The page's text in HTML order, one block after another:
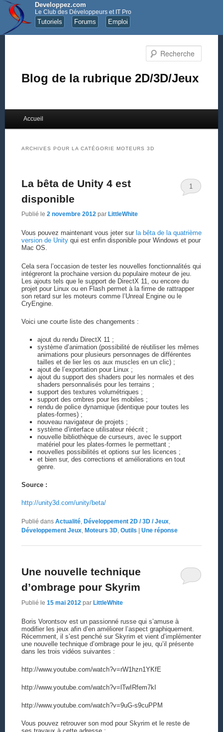
Developpez.com
Le Club des Développeurs et IT Pro
Tutoriels Forums Emploi
Blog de la rubrique 2D/3D/Jeux
Aller au contenu principal
Aller au contenu secondaire
Accueil
ARCHIVES POUR LA CATÉGORIE MOTEURS 3D
La bêta de Unity 4 est
disponible
Publié le 2 novembre 2012 par LittleWhite
1
Vous pouvez maintenant vous jeter sur la bêta de la quatrième
version de Unityqui est enfin disponible pour Windows et pour
Mac OS.
Cela sera l’occasion de tester les nouvelles fonctionnalités qui
intégreront la prochaine version du populaire moteur de jeu.
Les ajouts tels que le support de DirectX 11, ou encore du
projet pour Linux ou en Flash permet à la firme de rattrapper
son retard sur les moteurs comme l’Unreal Engine ou le
CryEngine.
Voici une courte liste des changements :
ajout du rendu DirectX 11 ;
système d’animation (possibilité de réutiliser les mêmes
animations pour plusieurs personnages de différentes
tailles et de lier les os aux muscles en un clic) ;
ajout de l’exportation pour Linux ;
ajout du support des shaders pour les normales et des
shaders personnalisés pour les terrains ;
support des textures volumétriques ;
support des ombres pour les mobiles ;
rendu de police dynamique (identique pour toutes les
plates-formes) ;
nouveau navigateur de projets ;
système d’interface utilisateur réécrit ;
nouvelle bibliothèque de curseurs, avec le support
matériel pour les plates-formes le permettant ;
nouvelles possibilités et options sur les licences ;
et bien sur, des corrections et améliorations en tout
genre.
Source :
http://unity3d.com/unity/beta/
Publié dans Actualité, Développement 2D / 3D / Jeux,
Développement Jeux, Moteurs 3D, Outils Uneréponse
Une nouvelle technique
d’ombrage pour Skyrim
Publié le 15 mai 2012 par LittleWhite
Boris Vorontsov est un passionné russe qui s’amuse à
modifier les jeux afin d’en améliorer l’aspect graphiquement.
Récemment, il s’est penché sur Skyrim et vient d’implémenter
une nouvelle technique d’ombrage pour le jeu, qu’il présente
dans les trois vidéos suivantes :
http://www.youtube.com/watch?v=rW1hzn1YKfE
http://www.youtube.com/watch?v=lTwIRfem7kI
http://www.youtube.com/watch?v=9uG-s9cuPPM
Vous pouvez retrouver son mod pour Skyrim et le reste de